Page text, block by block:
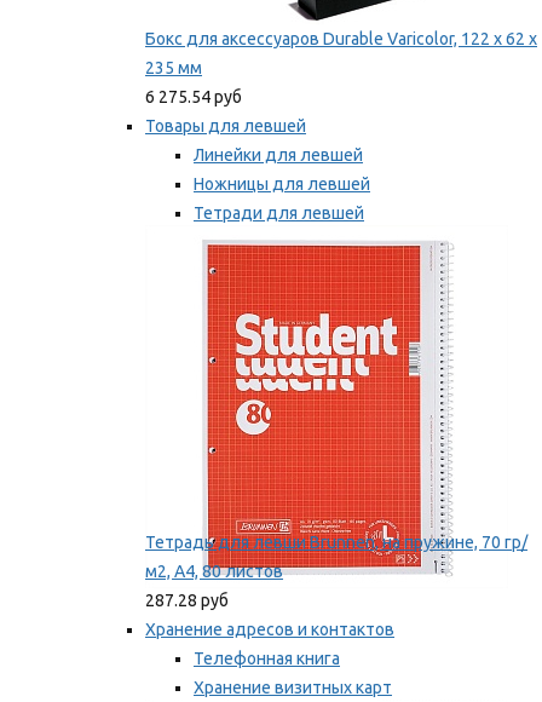
Бокс для аксессуаров Durable Varicolor, 122 x 62 x
235 мм
6 275.54 руб
Товары для левшей
Линейки для левшей
Ножницы для левшей
Тетради для левшей
Точилки для левшей
Мы рекомендуем
Тетрадь для левши Brunnen, на пружине, 70 гр/
м2, А4, 80 листов
287.28 руб
Хранение адресов и контактов
Телефонная книга
Хранение визитных карт